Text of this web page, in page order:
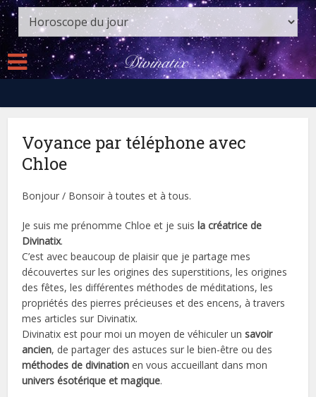
Voyance par téléphone avec
Chloe
Bonjour / Bonsoir à toutes et à tous.
Je suis me prénomme Chloe et je suisla créatrice de
Divinatix.
C’est avec beaucoup de plaisir que je partage mes
découvertes sur les origines des superstitions, les origines
des fêtes, les différentes méthodes de méditations, les
propriétés des pierres précieuses et des encens, à travers
mes articles sur Divinatix.
Divinatix est pour moi un moyen de véhiculer unsavoir
ancien, de partager des astuces sur le bien-être ou des
méthodes de divination en vous accueillant dans mon
univers ésotérique et magique.